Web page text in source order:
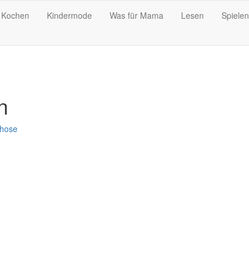
Kochen Kindermode Was für Mama Lesen Spielen